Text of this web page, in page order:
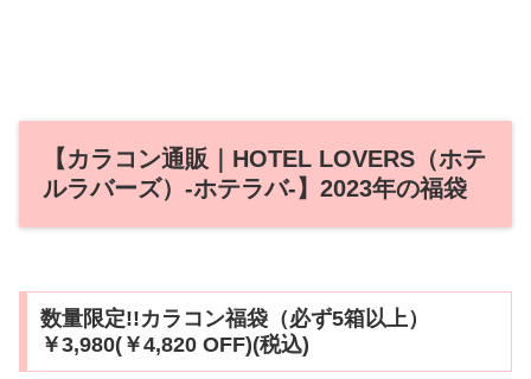
【カラコン通販｜HOTEL LOVERS（ホテ
ルラバーズ）‐ホテラバ‐】2023年の福袋
数量限定!!カラコン福袋（必ず5箱以上）
￥3,980(￥4,820 OFF)(税込)